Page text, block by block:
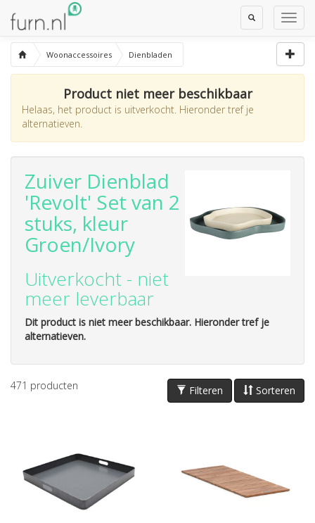
Toggle
Search
Woonaccessoires Dienbladen
Product niet meer beschikbaar
Helaas, het product is uitverkocht. Hieronder tref je
alternatieven.
Zuiver Dienblad
'Revolt' Set van 2
stuks, kleur
Groen/Ivory
Uitverkocht - niet
meer leverbaar
Dit product is niet meer beschikbaar. Hieronder tref je
alternatieven.
Sorteren
Filteren
471 producten